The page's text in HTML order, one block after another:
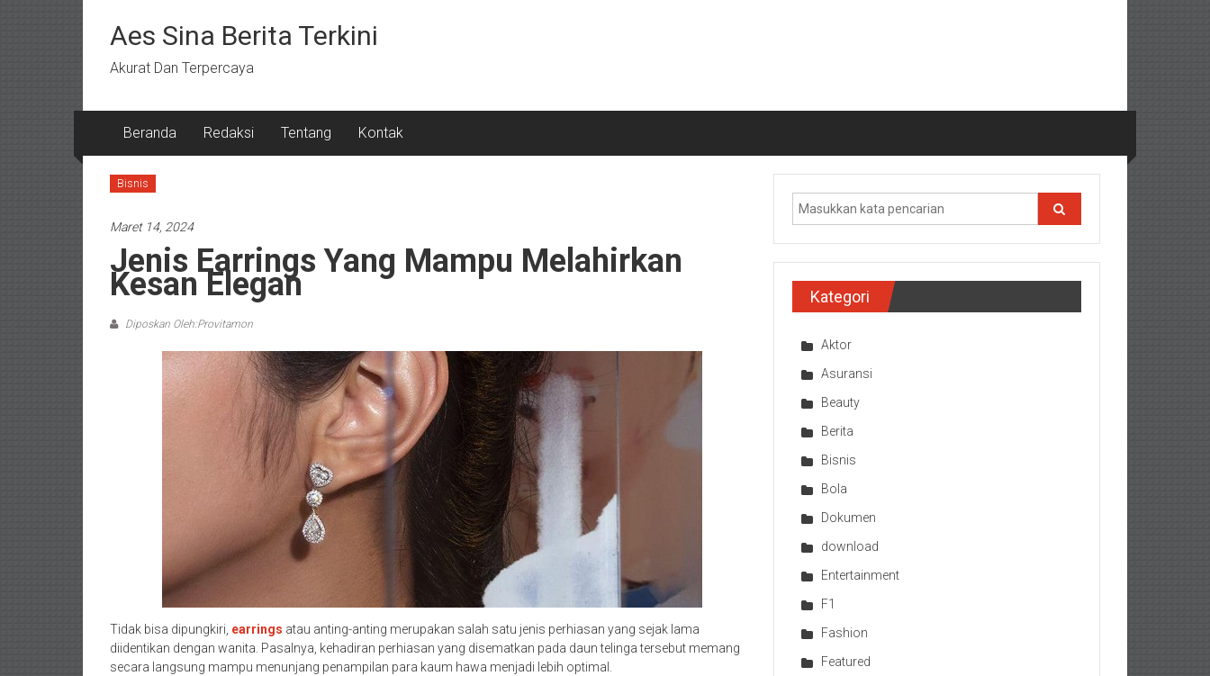
kontenAes Sina Berita Terkini
Akurat Dan Terpercaya
Beranda Redaksi Tentang Kontak
Bisnis
Maret 14, 2024
Jenis Earrings Yang Mampu Melahirkan
Kesan Elegan
Diposkan Oleh:Provitamon
Tidak bisa dipungkiri, earrings atau anting-anting merupakan salah satu jenis perhiasan yang sejak lama
diidentikan dengan wanita. Pasalnya, kehadiran perhiasan yang disematkan pada daun telinga tersebut memang
secara langsung mampu menunjang penampilan para kaum hawa menjadi lebih optimal.
Kategori
Aktor
Asuransi
Beauty
Berita
Bisnis
Bola
Dokumen
download
Entertainment
F1
Fashion
Featured